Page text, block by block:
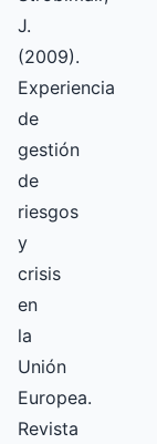
J.
(2009).
Experiencia
de
gestión
de
riesgos
y
crisis
en
la
Unión
Europea.
Revista